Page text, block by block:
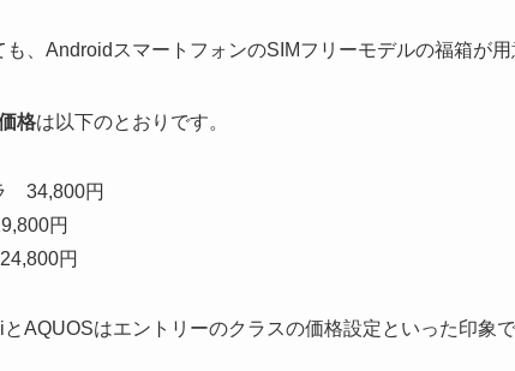
、AndroidスマートフォンのSIMフリーモデルの福箱が用
格は以下のとおりです。
34,800円
円
円
AQUOSはエントリーのクラスの価格設定といった印象で